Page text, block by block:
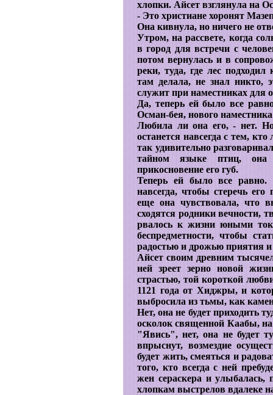
хлопки. Айсет взглянула на
- Это христиане хоронят
Она кивнула, но ничего не
Утром, на рассвете, когда
в город для встречи с
потом вернулась и в
реки, туда, где лес
там делала, не знал никто,
служит при наместниках для
Да, теперь ей было все
Осман-бея, нового
Любила ли она его, - нет.
останется навсегда с тем,
так удивительно
тайном языке птиц, она
прикосновение его губ.
Теперь ей было все равно.
навсегда, чтобы стеречь
еще она чувствовала, что
сходятся родники вечности,
рвалось к жизни юными
беспредметности, чтобы
радостью и дрожью приятия
Айсет своим древним
ней зреет зерно новой
страстью, той короткой
1121 года от Хиджры, и
выбросила из тьмы, как
Нет, она не будет приходить
осколок священной Каабы,
"Явись", нет, она не будет
впрыснут, возмездие
будет жить, смеяться и
того, кто всегда с ней
жен сераскера и улыбалась,
хлопкам выстрелов вдалеке